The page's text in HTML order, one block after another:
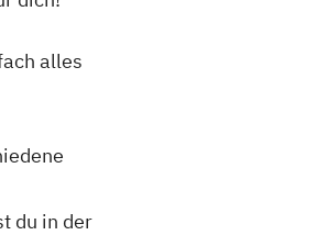
alles
du in der